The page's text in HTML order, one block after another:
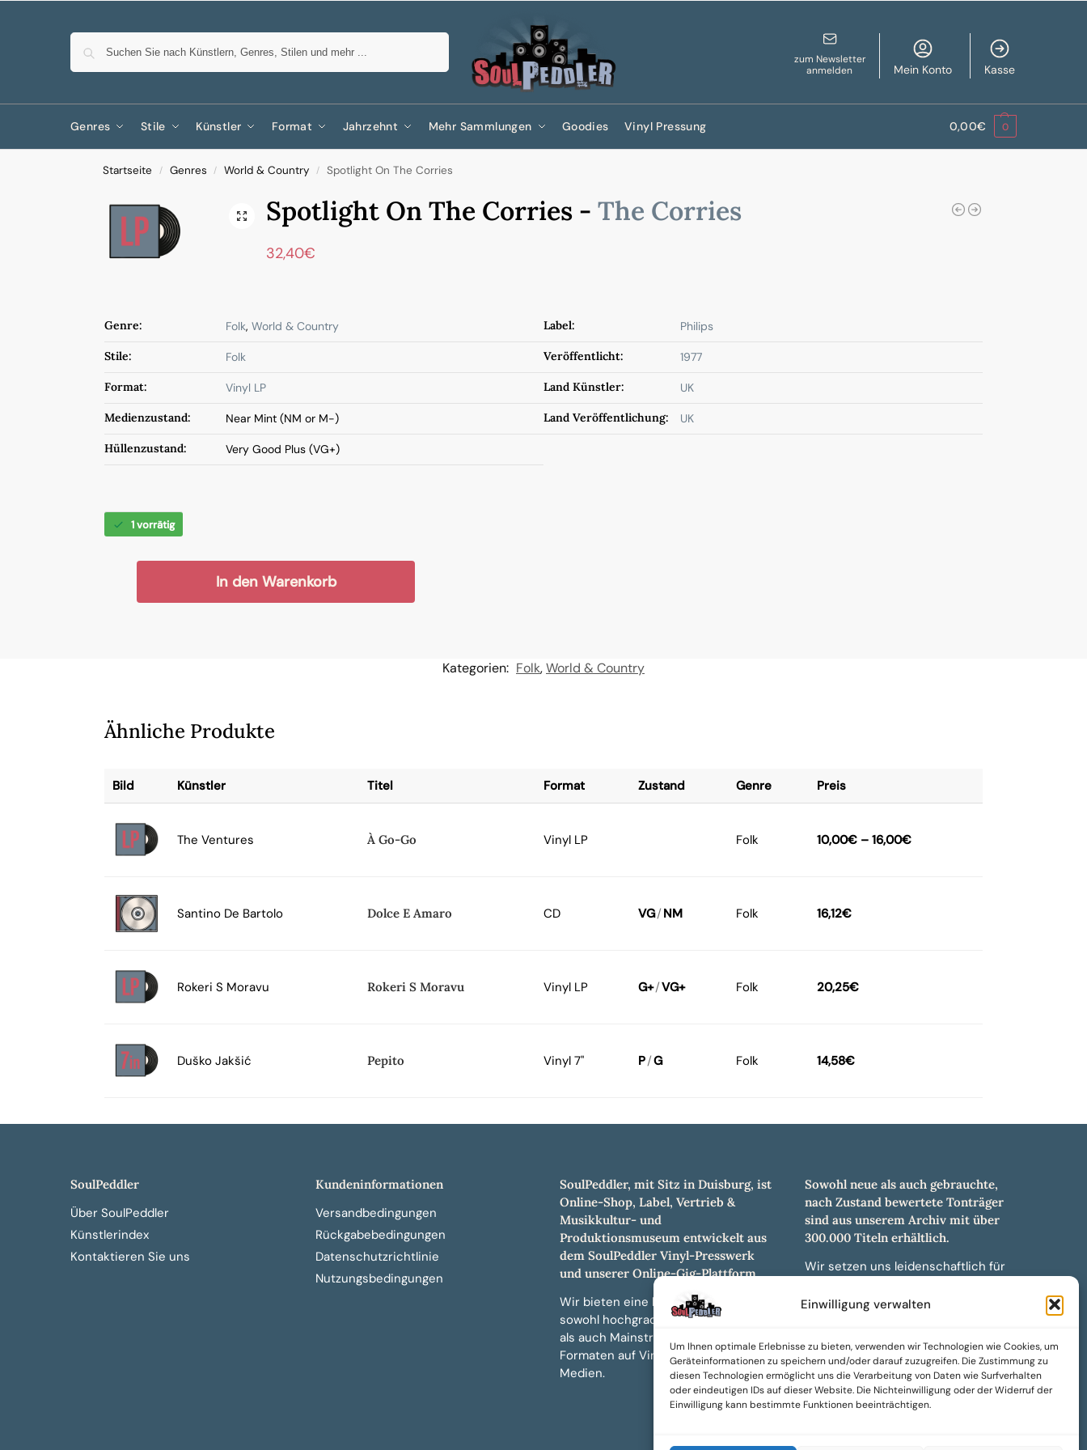
Einwilligung verwalten
Um Ihnen optimale Erlebnisse zu bieten, verwenden wir Technologien wie Cookies, um
Geräteinformationen zu speichern und/oder darauf zuzugreifen. Die Zustimmung zu
diesen Technologien ermöglicht uns die Verarbeitung von Daten wie Surfverhalten
oder eindeutigen IDs auf dieser Website. Die Nichteinwilligung oder der Widerruf der
Einwilligung kann bestimmte Funktionen beeinträchtigen.
zum Newsletter
anmelden
Mein Konto Kasse
Genres Stile Künstler Format Jahrzehnt Mehr Sammlungen Goodies Vinyl Pressung 0,00€ 0
Startseite / Genres / World & Country / Spotlight On The Corries
Spotlight On The Corries - The Corries
32,40€
Genre: Folk, World & Country
Stile: Folk
Format: Vinyl LP
Medienzustand: Near Mint (NM or M-)
Hüllenzustand: Very Good Plus (VG+)
Label: Philips
Veröffentlicht: 1977
Land Künstler: UK
Land Veröffentlichung: UK
1 vorrätig
In den Warenkorb
Kategorien: Folk,World & Country
Ähnliche Produkte
Bild Künstler Titel Format Zustand Genre Preis
The Ventures À Go-Go Vinyl LP Folk 10,00€ – 16,00€
Santino De Bartolo Dolce E Amaro CD VG/ NM Folk 16,12€
Rokeri S Moravu Rokeri S Moravu Vinyl LP G+/VG+ Folk 20,25€
Duško Jakšić Pepito Vinyl 7" P/G Folk 14,58€
SoulPeddler
Über SoulPeddler
Künstlerindex
Kontaktieren Sie uns
Kundeninformationen
Versandbedingungen
Rückgabebedingungen
Datenschutzrichtlinie
Nutzungsbedingungen
SoulPeddler, mit Sitz in Duisburg, ist
Online-Shop, Label, Vertrieb &
Musikkultur- und
Produktionsmuseum entwickelt aus
dem SoulPeddler Vinyl-Presswerk
und unserer Online-Gig-Plattform.
Wir bieten eine breite Auswahl an
sowohl hochgradig sammelwürdigen
als auch Mainstream-Titeln und -
Formaten auf Vinyl, CD und weiteren
Medien.
Sowohl neue als auch gebrauchte,
nach Zustand bewertete Tonträger
sind aus unserem Archiv mit über
300.000 Titeln erhältlich.
Wir setzen uns leidenschaftlich für
und bieten hochwertige,
Musikindustrie.
SoulPeddler Mailorder, Records &
Vinyl Production – DUBOX –